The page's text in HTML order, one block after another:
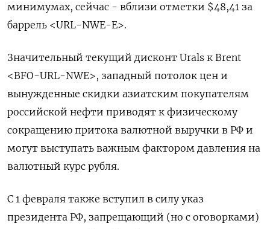
минимумах, сейчас - вблизи отметки $48,41 за
баррель <URL-NWE-E>.
Значительный текущий дисконт Urals к Brent
<BFO-URL-NWE>, западный потолок цен и
вынужденные скидки азиатским покупателям
российской нефти приводят к физическому
сокращению притока валютной выручки в РФ и
могут выступать важным фактором давления на
валютный курс рубля.
С 1 февраля также вступил в силу указ
президента РФ, запрещающий (но с оговорками)